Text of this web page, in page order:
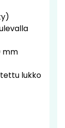
mm
lukko